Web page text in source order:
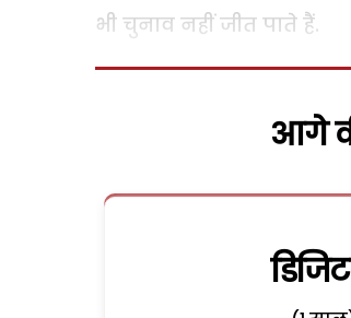
भी चुनाव नहीं जीत पाते हैं.
आगे